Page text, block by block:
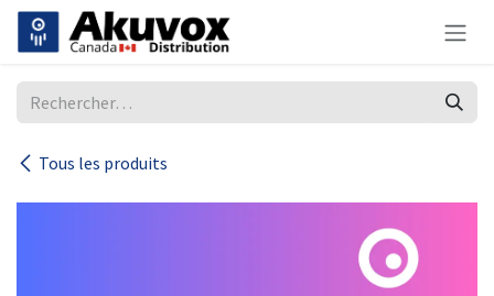
Se rendre au contenu
Tous les produits